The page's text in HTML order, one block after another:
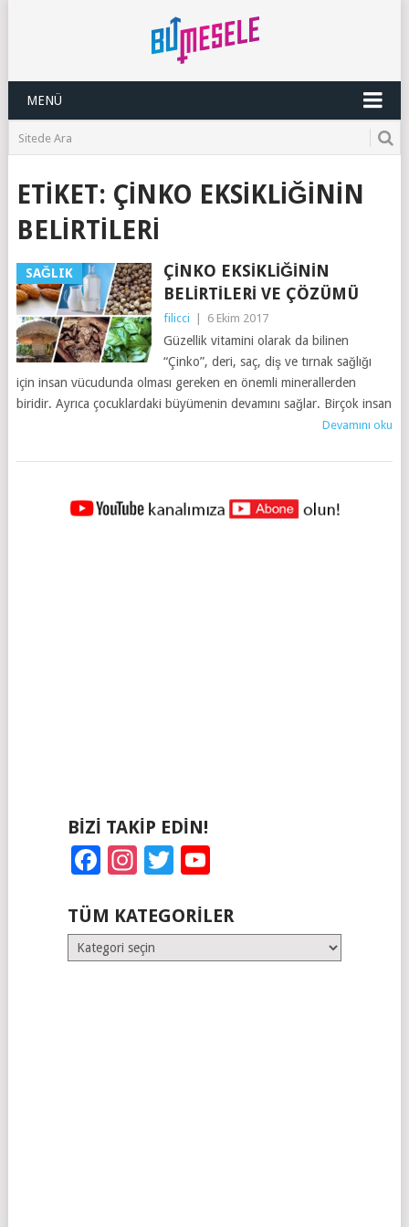
MENÜ
ETIKET: ÇINKO EKSIKLIĞININ
BELIRTILERI
SAĞLIK
ÇINKO EKSIKLIĞININ
BELIRTILERI VE ÇÖZÜMÜ
filicci 6 Ekim 2017
Güzellik vitamini olarak da bilinen
“Çinko”, deri, saç, diş ve tırnak sağlığı
için insan vücudunda olması gereken en önemli minerallerden
biridir. Ayrıca çocuklardaki büyümenin devamını sağlar. Birçok insan
Devamını oku
YAZILAR
BIZI TAKIP EDIN!
Facebook
Instagram
Twitter
TÜM KATEGORILER
Tüm
Kategoriler